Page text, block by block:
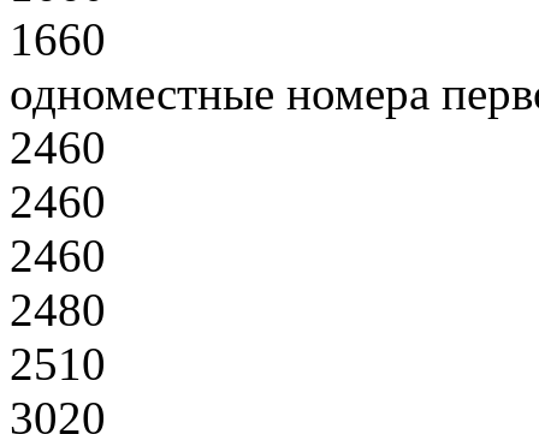
1660
одноместные номера
2460
2460
2460
2480
2510
3020